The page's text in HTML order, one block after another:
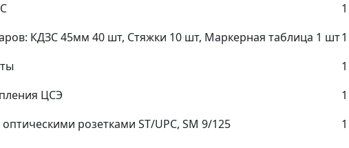
1
КДЗС 45мм 40 шт, Стяжки 10 шт, Маркерная таблица 1 шт1
1
ЦСЭ
1
розетками ST/UPC, SM 9/125
1